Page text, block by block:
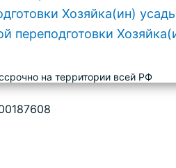
на территории всей РФ